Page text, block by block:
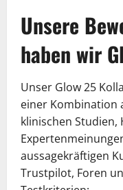
Unsere
haben wir
Unser Glow 25
einer Kombination
klinischen
aussagekräftigen
Trustpilot, Foren